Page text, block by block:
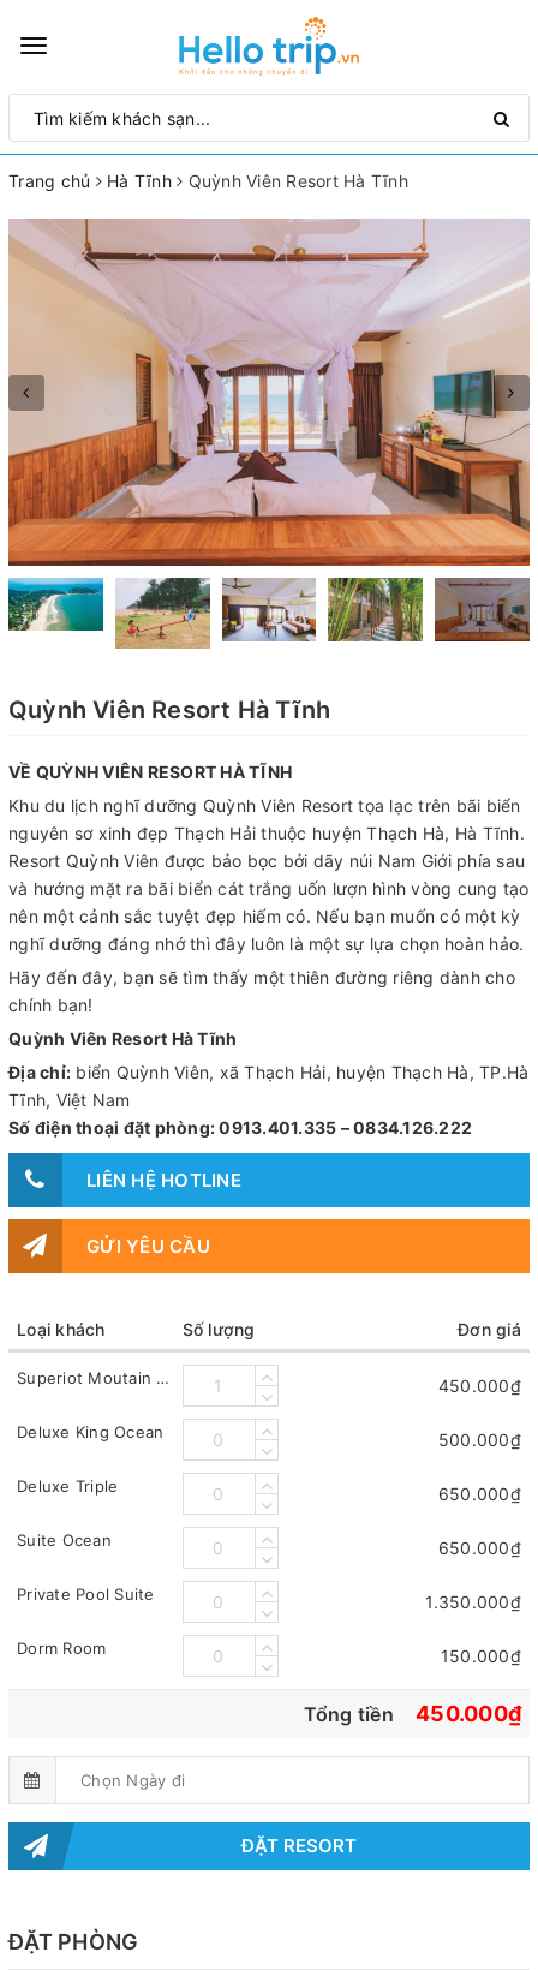
Toggle
Trang chủ Hà Tĩnh Quỳnh Viên Resort Hà Tĩnh
Quỳnh Viên Resort Hà Tĩnh
VỀ QUỲNH VIÊN RESORT HÀ TĨNH
Khu du lịch nghĩ dưỡng Quỳnh Viên Resort tọa lạc trên bãi biển
nguyên sơ xinh đẹp Thạch Hải thuộc huyện Thạch Hà, Hà Tĩnh.
Resort Quỳnh Viên được bảo bọc bởi dãy núi Nam Giới phía sau
và hướng mặt ra bãi biển cát trắng uốn lượn hình vòng cung tạo
nên một cảnh sắc tuyệt đẹp hiếm có. Nếu bạn muốn có một kỳ
nghĩ dưỡng đáng nhớ thì đây luôn là một sự lựa chọn hoàn hảo.
Hãy đến đây, bạn sẽ tìm thấy một thiên đường riêng dành cho
chính bạn!
Quỳnh Viên Resort Hà Tĩnh
Địa chỉ: biển Quỳnh Viên, xã Thạch Hải, huyện Thạch Hà, TP.Hà
Tĩnh, Việt Nam
Số điện thoại đặt phòng: 0913.401.335 – 0834.126.222
LIÊN HỆ HOTLINE
GỬI YÊU CẦU
Loại khách Số lượng Đơn giá
Superiot Moutain View 450.000₫
Deluxe King Ocean 500.000₫
Deluxe Triple 650.000₫
Suite Ocean 650.000₫
Private Pool Suite 1.350.000₫
Dorm Room 150.000₫
Tổng tiền 450.000₫
ĐẶT RESORT
ĐẶT PHÒNG